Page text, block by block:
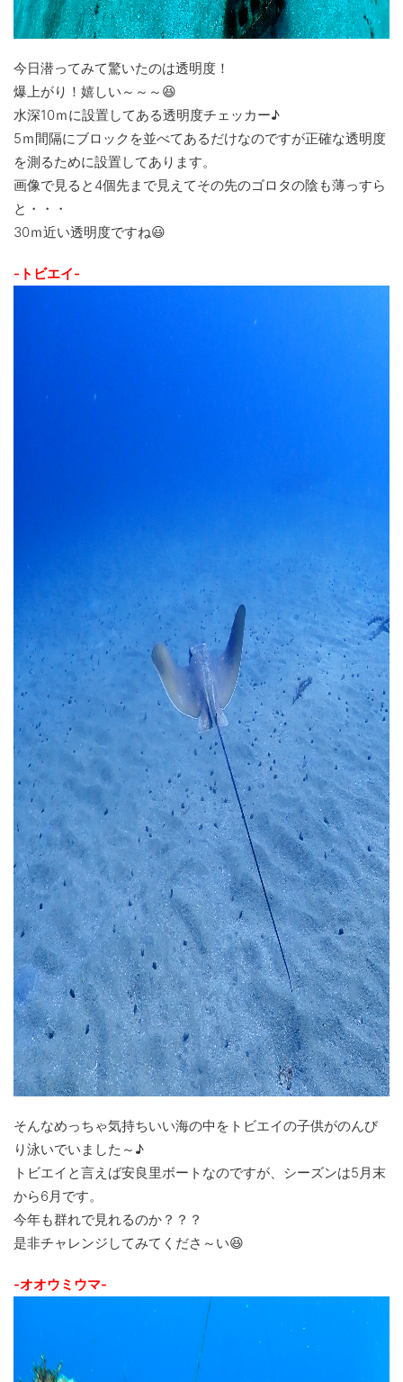
今日潜ってみて驚いたのは透明度！
爆上がり！嬉しい～～～😆
水深10ｍに設置してある透明度チェッカー♪
5ｍ間隔にブロックを並べてあるだけなのですが正確な透明度
を測るために設置してあります。
画像で見ると4個先まで見えてその先のゴロタの陰も薄っすら
と・・・
30ｍ近い透明度ですね😃
-トビエイ-
そんなめっちゃ気持ちいい海の中をトビエイの子供がのんび
り泳いでいました～♪
トビエイと言えば安良里ボートなのですが、シーズンは5月末
から6月です。
今年も群れで見れるのか？？？
是非チャレンジしてみてくださ～い😆
-オオウミウマ-